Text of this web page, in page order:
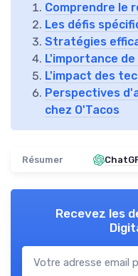
Comprendre le
Les défis
Stratégies
L'importance
L'impact des
Perspectives
chez O'Tacos
Résumer
Recevez les